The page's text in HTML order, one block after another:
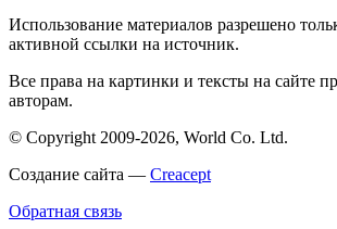
Использование материалов разрешено
активной ссылки на источник.
Все права на картинки и тексты на сайте
авторам.
© Copyright 2009-2026, World Co. Ltd.
Создание сайта — Creacept
Обратная связь